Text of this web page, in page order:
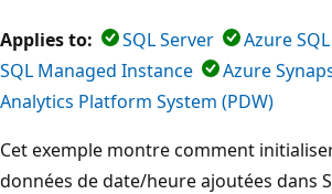
Applies to: SQL Server Azure
SQL Managed Instance
Azure
Analytics Platform System (PDW)
Cet exemple montre comment
données de date/heure ajoutées dans